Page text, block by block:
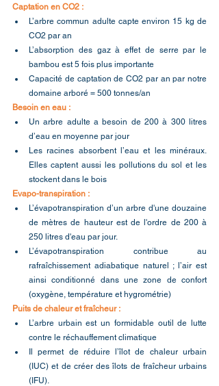
Captation en CO2 :
L’arbre commun adulte capte environ 15 kg de
CO2 par an
L’absorption des gaz à effet de serre par le
bambou est 5 fois plus importante
Capacité de captation de CO2 par an par notre
domaine arboré = 500 tonnes/an
Besoin en eau :
Un arbre adulte a besoin de 200 à 300 litres
d’eau en moyenne par jour
Les racines absorbent l’eau et les minéraux.
Elles captent aussi les pollutions du sol et les
stockent dans le bois
Evapo-transpiration :
L’évapotranspiration d’un arbre d'une douzaine
de mètres de hauteur est de l'ordre de 200 à
250 litres d'eau par jour.
L’évapotranspiration contribue au
rafraîchissement adiabatique naturel ; l’air est
ainsi conditionné dans une zone de confort
(oxygène, température et hygrométrie)
Puits de chaleur et fraîcheur :
L’arbre urbain est un formidable outil de lutte
contre le réchauffement climatique
Il permet de réduire l’îlot de chaleur urbain
(IUC) et de créer des îlots de fraîcheur urbains
(IFU).